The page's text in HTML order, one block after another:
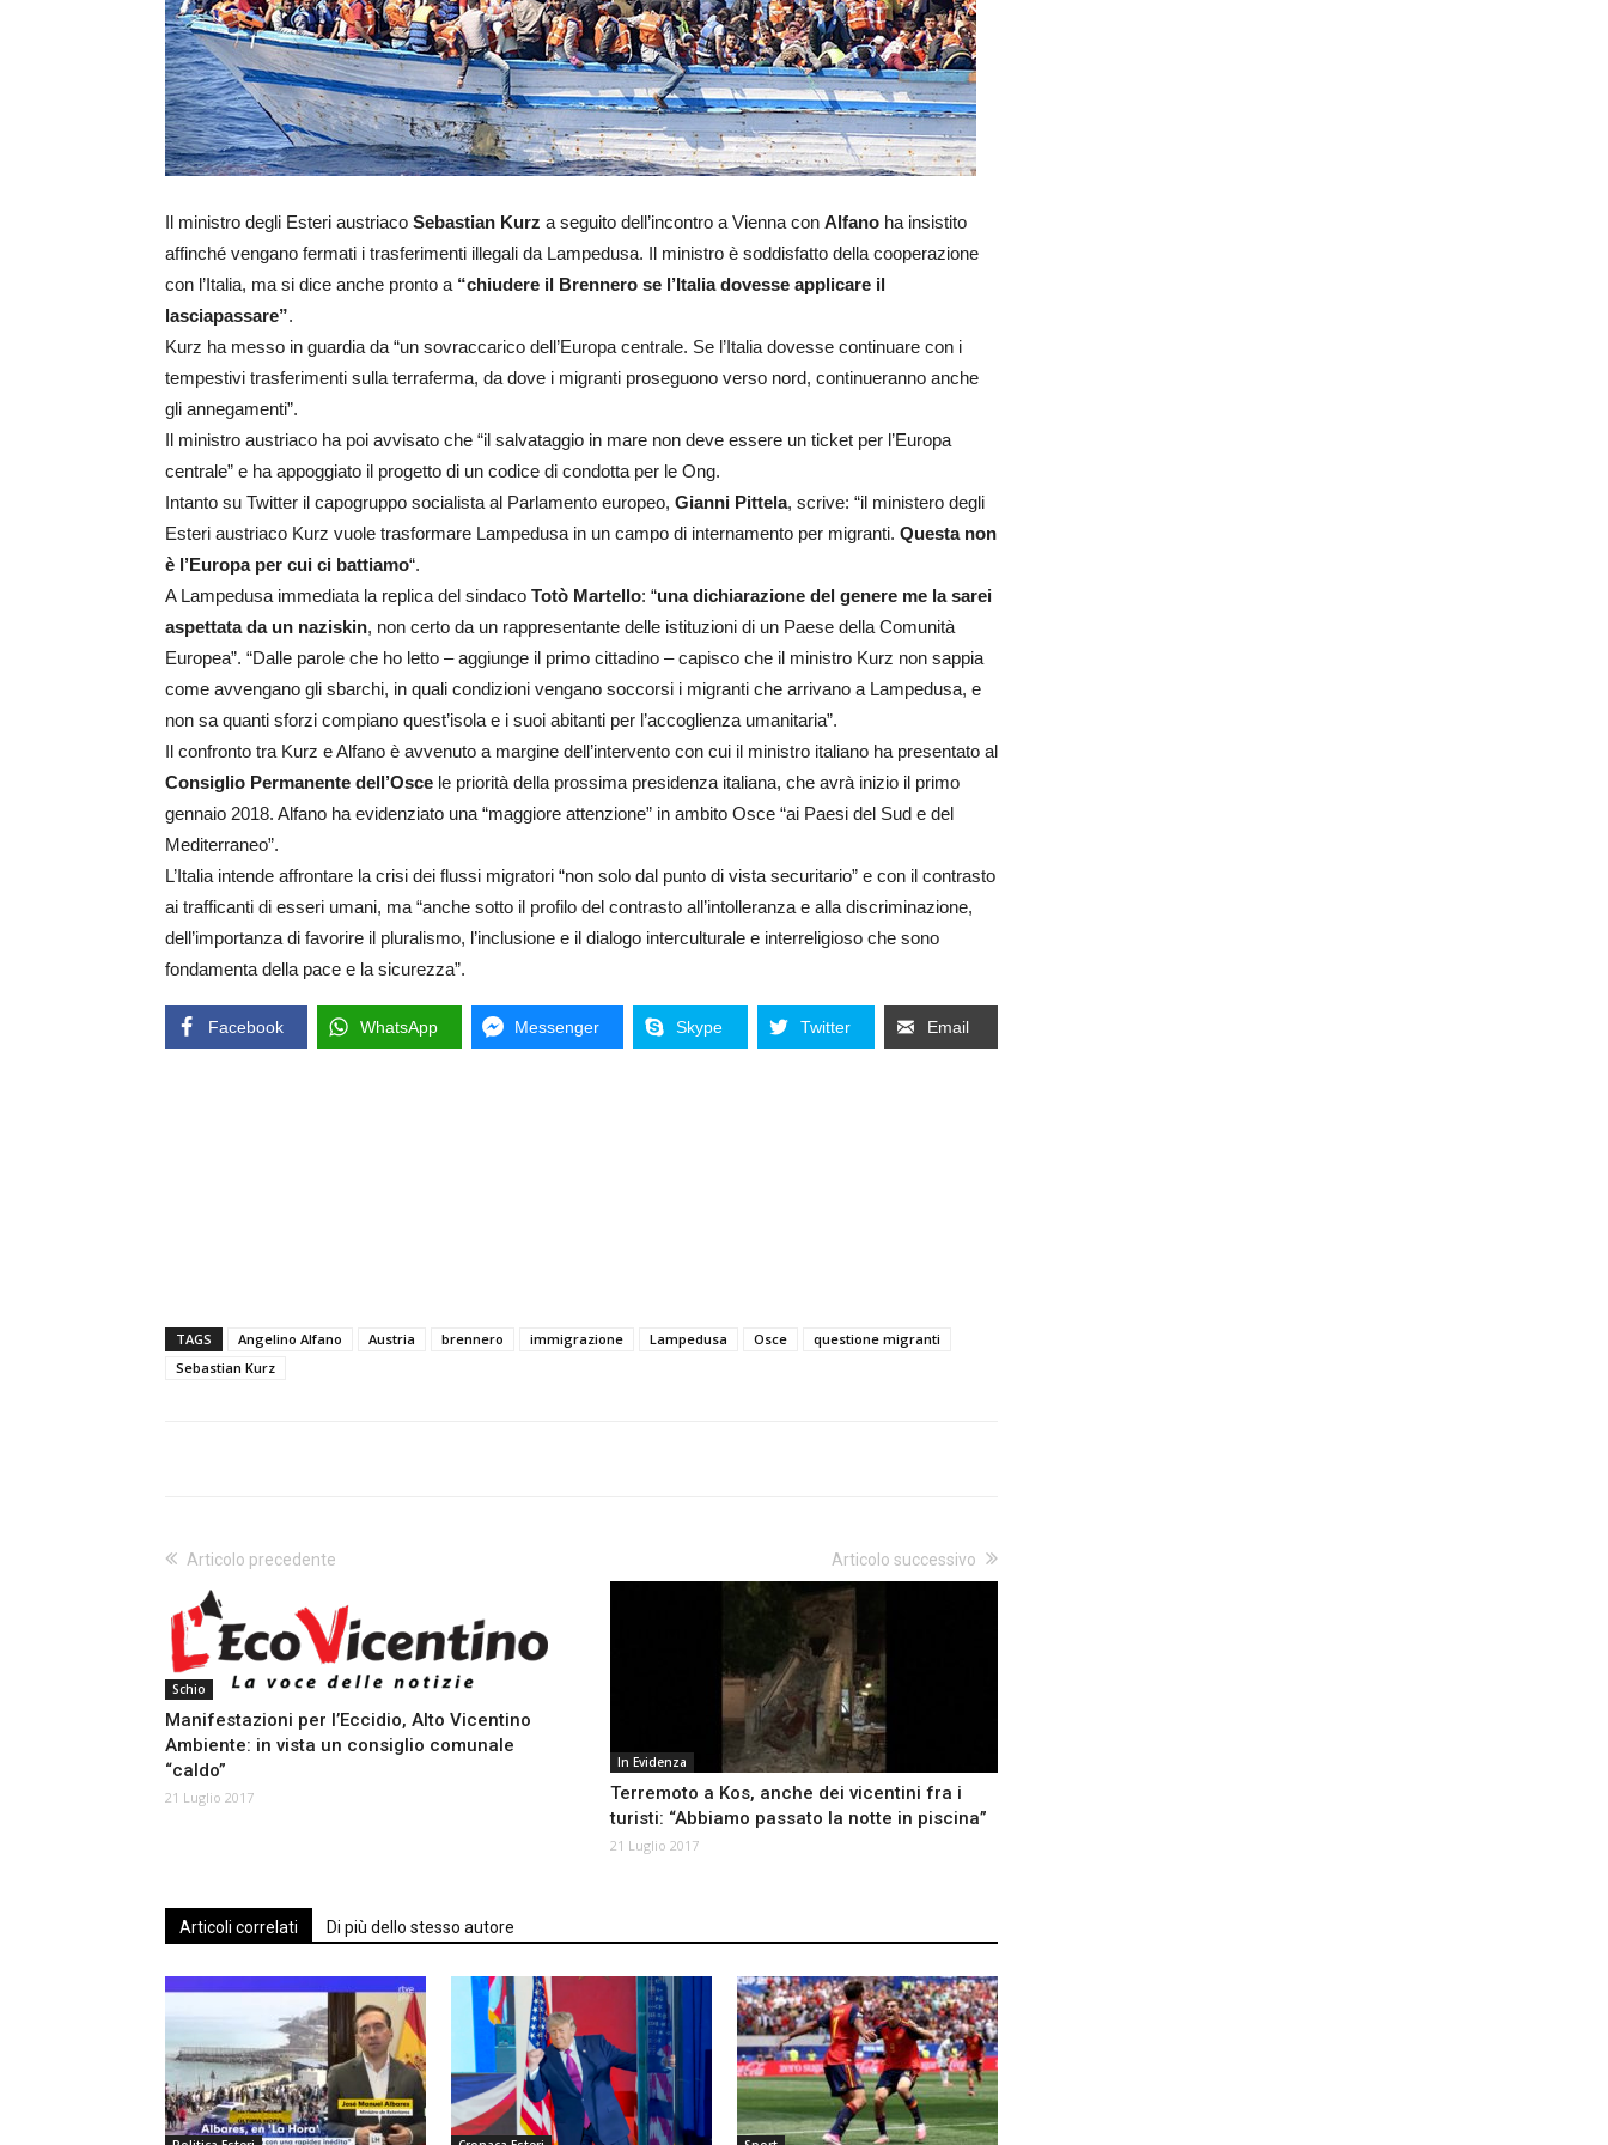
Il ministro degli Esteri austriaco Sebastian Kurz a seguito dell’incontro a Vienna con Alfano ha insistito
affinché vengano fermati i trasferimenti illegali da Lampedusa. Il ministro è soddisfatto della cooperazione
con l’Italia, ma si dice anche pronto a “chiudere il Brennero se l’Italia dovesse applicare il
lasciapassare”.
Kurz ha messo in guardia da “un sovraccarico dell’Europa centrale. Se l’Italia dovesse continuare con i
tempestivi trasferimenti sulla terraferma, da dove i migranti proseguono verso nord, continueranno anche
gli annegamenti”.
Il ministro austriaco ha poi avvisato che “il salvataggio in mare non deve essere un ticket per l’Europa
centrale” e ha appoggiato il progetto di un codice di condotta per le Ong.
Intanto su Twitter il capogruppo socialista al Parlamento europeo, Gianni Pittela, scrive: “il ministero degli
Esteri austriaco Kurz vuole trasformare Lampedusa in un campo di internamento per migranti. Questa non
è l’Europa per cui ci battiamo“.
A Lampedusa immediata la replica del sindaco Totò Martello: “una dichiarazione del genere me la sarei
aspettata da un naziskin, non certo da un rappresentante delle istituzioni di un Paese della Comunità
Europea”. “Dalle parole che ho letto – aggiunge il primo cittadino – capisco che il ministro Kurz non sappia
come avvengano gli sbarchi, in quali condizioni vengano soccorsi i migranti che arrivano a Lampedusa, e
non sa quanti sforzi compiano quest’isola e i suoi abitanti per l’accoglienza umanitaria”.
Il confronto tra Kurz e Alfano è avvenuto a margine dell’intervento con cui il ministro italiano ha presentato al
Consiglio Permanente dell’Osce le priorità della prossima presidenza italiana, che avrà inizio il primo
gennaio 2018. Alfano ha evidenziato una “maggiore attenzione” in ambito Osce “ai Paesi del Sud e del
Mediterraneo”.
L’Italia intende affrontare la crisi dei flussi migratori “non solo dal punto di vista securitario” e con il contrasto
ai trafficanti di esseri umani, ma “anche sotto il profilo del contrasto all’intolleranza e alla discriminazione,
dell’importanza di favorire il pluralismo, l’inclusione e il dialogo interculturale e interreligioso che sono
fondamenta della pace e la sicurezza”.
Facebook WhatsApp Messenger Skype Twitter Email
TAGS Angelino Alfano Austria brennero immigrazione Lampedusa Osce
questione migranti
Sebastian Kurz
Articolo precedente
Schio
Manifestazioni per l’Eccidio, Alto Vicentino
Ambiente: in vista un consiglio comunale
“caldo”
21 Luglio 2017
Articolo successivo
In Evidenza
Terremoto a Kos, anche dei vicentini fra i
turisti: “Abbiamo passato la notte in piscina”
21 Luglio 2017
Articoli correlati Di più dello stesso autore